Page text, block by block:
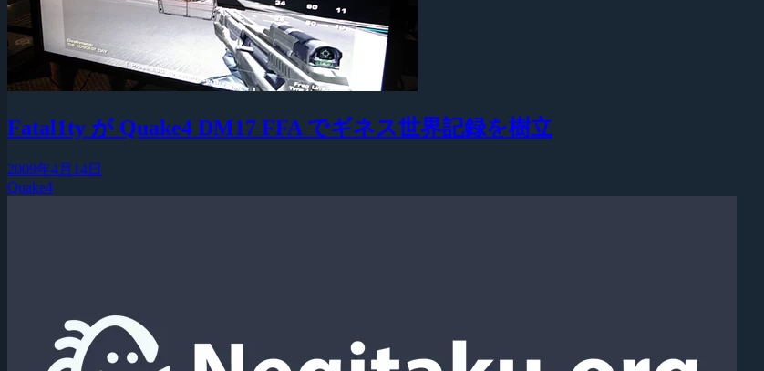
Fatal1ty が Quake4 DM17 FFA でギネス世界記録を樹立
2009年4月14日
Quake4